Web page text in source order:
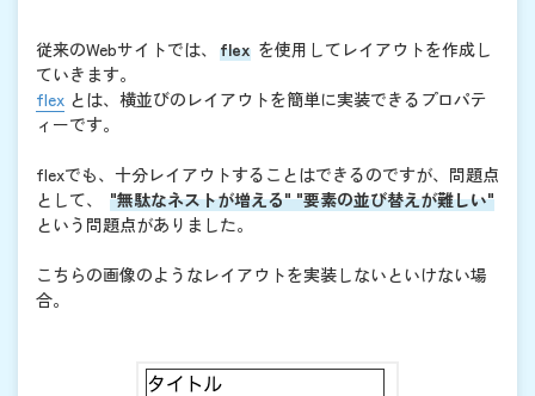
従来のWebサイトでは、 flex を使用してレイアウトを作成し
ていきます。
flex とは、横並びのレイアウトを簡単に実装できるプロパテ
ィーです。
flexでも、十分レイアウトすることはできるのですが、問題点
として、 "無駄なネストが増える" "要素の並び替えが難しい"
という問題点がありました。
こちらの画像のようなレイアウトを実装しないといけない場
合。